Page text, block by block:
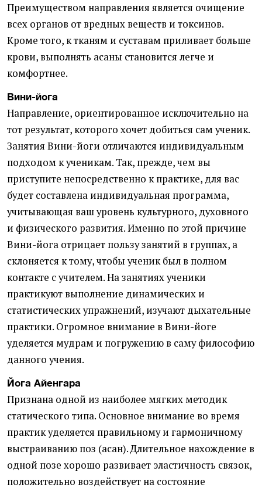
Преимуществом направления является очищение
всех органов от вредных веществ и токсинов.
Кроме того, к тканям и суставам приливает больше
крови, выполнять асаны становится легче и
комфортнее.
Вини-йога
Направление, ориентированное исключительно на
тот результат, которого хочет добиться сам ученик.
Занятия Вини-йоги отличаются индивидуальным
подходом к ученикам. Так, прежде, чем вы
приступите непосредственно к практике, для вас
будет составлена индивидуальная программа,
учитывающая ваш уровень культурного, духовного
и физического развития. Именно по этой причине
Вини-йога отрицает пользу занятий в группах, а
склоняется к тому, чтобы ученик был в полном
контакте с учителем. На занятиях ученики
практикуют выполнение динамических и
статистических упражнений, изучают дыхательные
практики. Огромное внимание в Вини-йоге
уделяется мудрам и погружению в саму философию
данного учения.
Йога Айенгара
Признана одной из наиболее мягких методик
статического типа. Основное внимание во время
практик уделяется правильному и гармоничному
выстраиванию поз (асан). Длительное нахождение в
одной позе хорошо развивает эластичность связок,
положительно воздействует на состояние